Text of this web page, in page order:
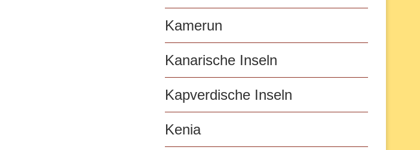
Kamerun
Kanarische Inseln
Kapverdische Inseln
Kenia